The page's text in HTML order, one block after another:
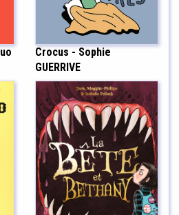
Crocus - Sophie
GUERRIVE